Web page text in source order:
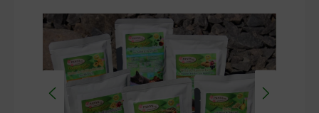
Bildergalerie überspringen